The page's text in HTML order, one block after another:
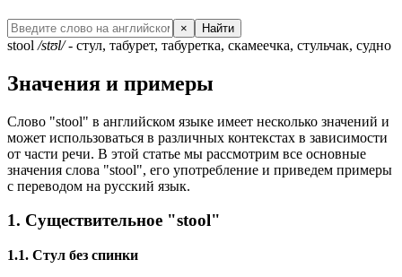
× Найти
stool /stʊl/- стул, табурет, табуретка, скамеечка, стульчак, судно
Значения и примеры
Слово "stool" в английском языке имеет несколько значений и
может использоваться в различных контекстах в зависимости
от части речи. В этой статье мы рассмотрим все основные
значения слова "stool", его употребление и приведем примеры
с переводом на русский язык.
1. Существительное "stool"
1.1. Стул без спинки